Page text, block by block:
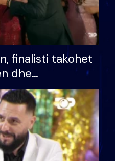
finalisti takohet
dhe
ndonjë letër